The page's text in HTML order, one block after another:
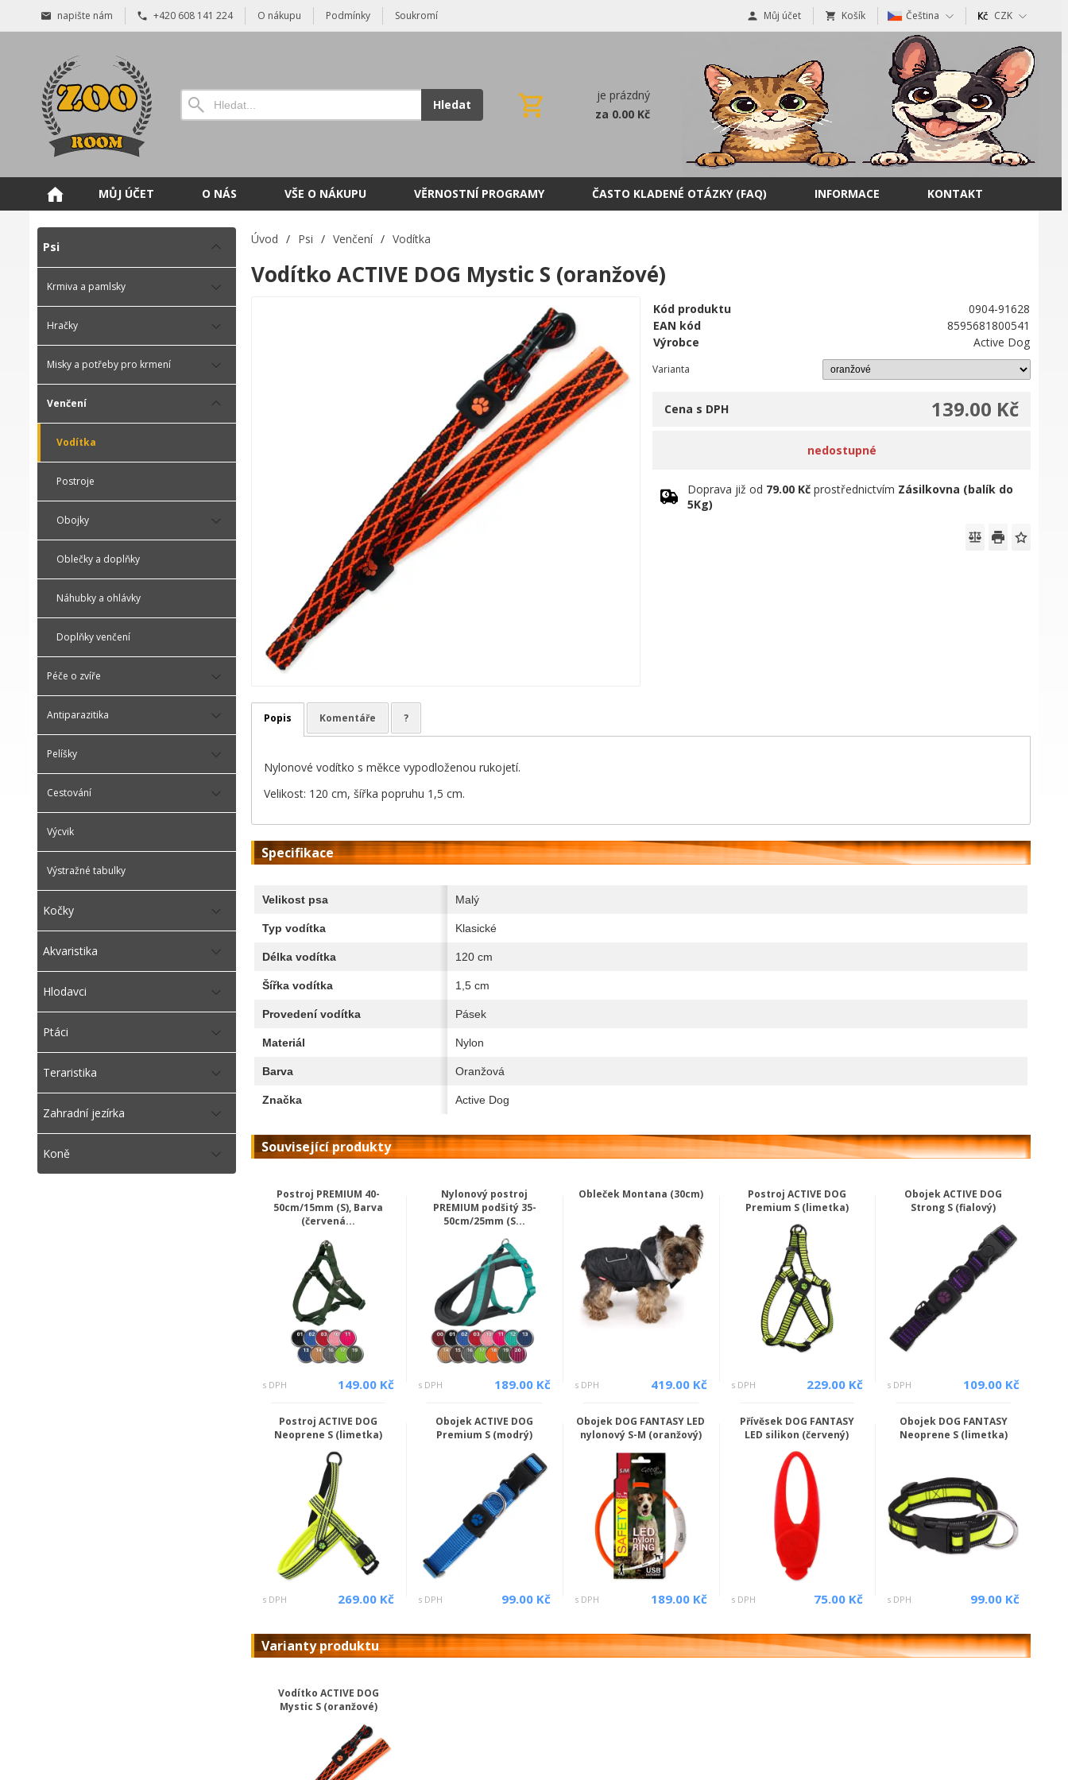
napište nám +420 608 141 224 O nákupu Podmínky Soukromí Můj účet Košík Čeština CZK
Hledat
je prázdný
za 0.00 Kč
MŮJ ÚČET O NÁS VŠE O NÁKUPU VĚRNOSTNÍ PROGRAMY ČASTO KLADENÉ OTÁZKY (FAQ) INFORMACE KONTAKT
Psi
Krmiva a pamlsky
Hračky
Misky a potřeby pro krmení
Venčení
Vodítka
Postroje
Obojky
Oblečky a doplňky
Náhubky a ohlávky
Doplňky venčení
Péče o zvíře
Antiparazitika
Pelíšky
Cestování
Výcvik
Výstražné tabulky
Kočky
Akvaristika
Hlodavci
Ptáci
Teraristika
Zahradní jezírka
Koně
Úvod / Psi / Venčení / Vodítka
Vodítko ACTIVE DOG Mystic S (oranžové)
Kód produktu
0904-91628
EAN kód
8595681800541
Výrobce
Active Dog
Varianta
139.00 Kč
Cena s DPH
nedostupné
Doprava již od 79.00 Kč prostřednictvím Zásilkovna (balík do
5Kg)
Popis Komentáře ?
Nylonové vodítko s měkce vypodloženou rukojetí.
Velikost: 120 cm, šířka popruhu 1,5 cm.
Specifikace
Velikost psa Malý
Typ vodítka Klasické
Délka vodítka 120 cm
Šířka vodítka 1,5 cm
Provedení vodítka Pásek
Materiál Nylon
Barva Oranžová
Značka Active Dog
Související produkty
Postroj PREMIUM 40-
50cm/15mm (S), Barva
(červená...
s DPH 149.00 Kč
Nylonový postroj
PREMIUM podšitý 35-
50cm/25mm (S...
s DPH 189.00 Kč
Obleček Montana (30cm)
s DPH 419.00 Kč
Postroj ACTIVE DOG
Premium S (limetka)
s DPH 229.00 Kč
Obojek ACTIVE DOG
Strong S (fialový)
s DPH 109.00 Kč
Postroj ACTIVE DOG
Neoprene S (limetka)
s DPH 269.00 Kč
Obojek ACTIVE DOG
Premium S (modrý)
s DPH 99.00 Kč
Obojek DOG FANTASY LED
nylonový S-M (oranžový)
s DPH 189.00 Kč
Přívěsek DOG FANTASY
LED silikon (červený)
s DPH 75.00 Kč
Obojek DOG FANTASY
Neoprene S (limetka)
s DPH 99.00 Kč
Varianty produktu
Vodítko ACTIVE DOG
Mystic S (oranžové)